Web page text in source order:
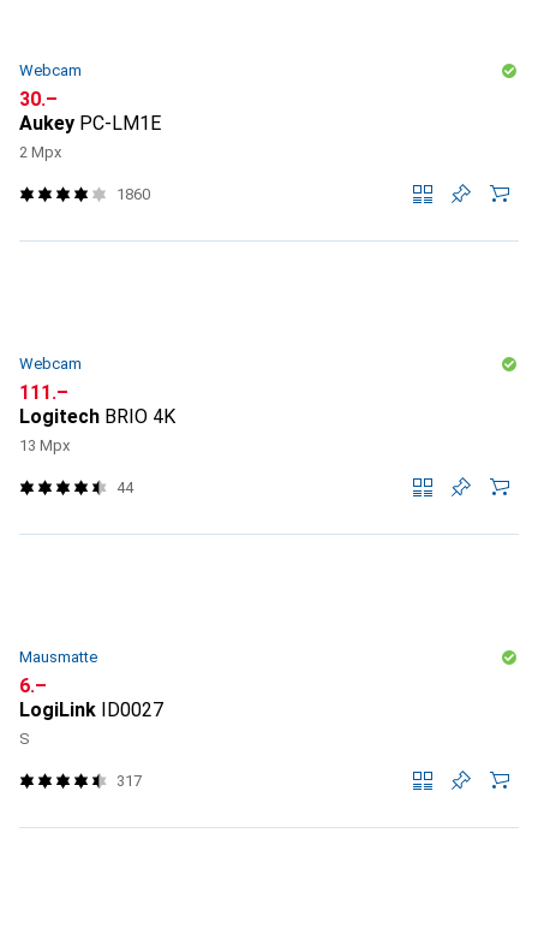
Webcam
CHF
30.–
Aukey PC-LM1E
2 Mpx
1860
Webcam
CHF
111.–
Logitech BRIO 4K
13 Mpx
44
Mausmatte
CHF
6.–
LogiLink ID0027
S
317